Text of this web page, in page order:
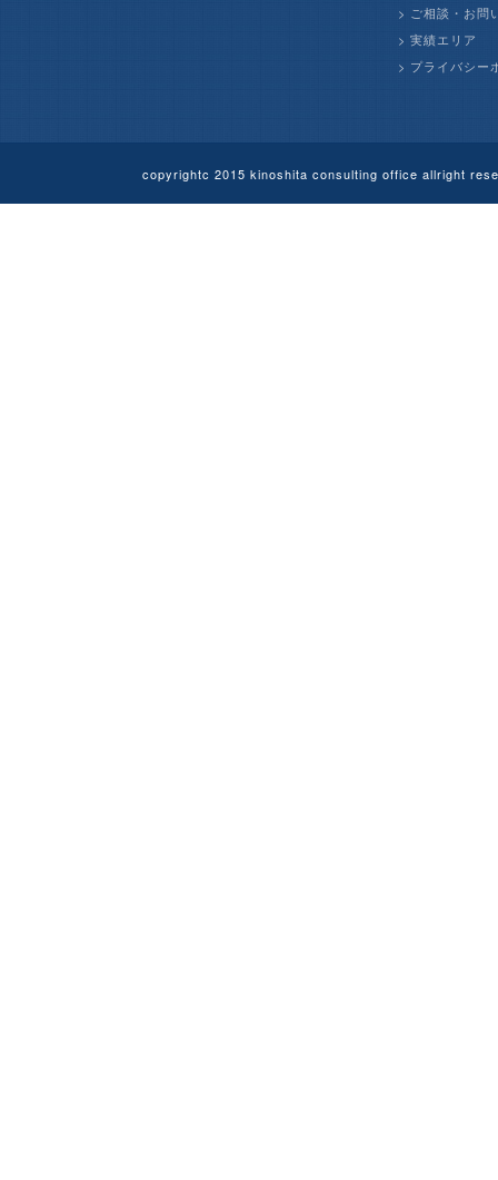
> ご相談・お問
> 実績エリア
> プライバシー
copyrightc 2015 kinoshita consulting office allright